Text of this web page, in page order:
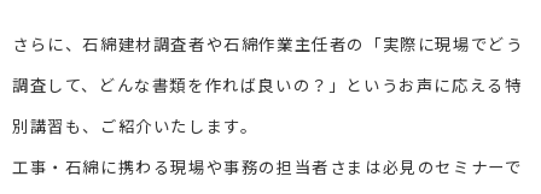
さらに、石綿建材調査者や石綿作業主任者の
「実際に現場でどう
調査して、どんな書類を作れば良いの？」というお声に応える特
別講習も、ご紹介いたします。
工事・石綿に携わる現場や事務の担当者さまは必見のセミナーで